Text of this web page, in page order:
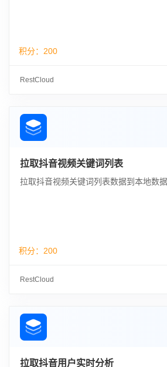
积分： 200
RestCloud
拉取抖音视频关键词列表
拉取抖音视频关键词列表数据到本地数
积分： 200
RestCloud
拉取抖音用户实时分析